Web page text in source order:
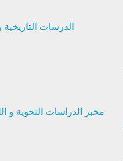
الدرسات
مخبر الدراسات النحوية و